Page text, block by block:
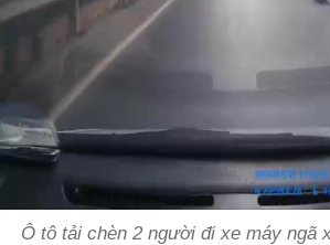
Ô tô tải chèn 2 người đi xe máy ngã